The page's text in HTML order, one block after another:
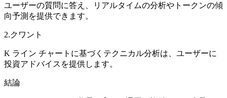
ユーザーの質問に答え、リアルタイムの分析やトークンの傾
向予測を提供できます。
2.クワント
K ライン チャートに基づくテクニカル分析は、ユーザーに
投資アドバイスを提供します。
結論